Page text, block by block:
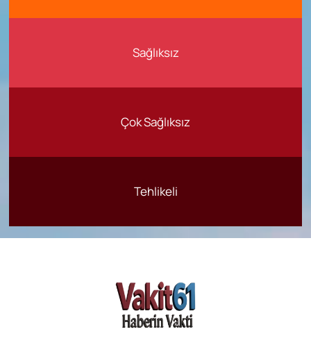
Sağlıksız
Çok Sağlıksız
Tehlikeli